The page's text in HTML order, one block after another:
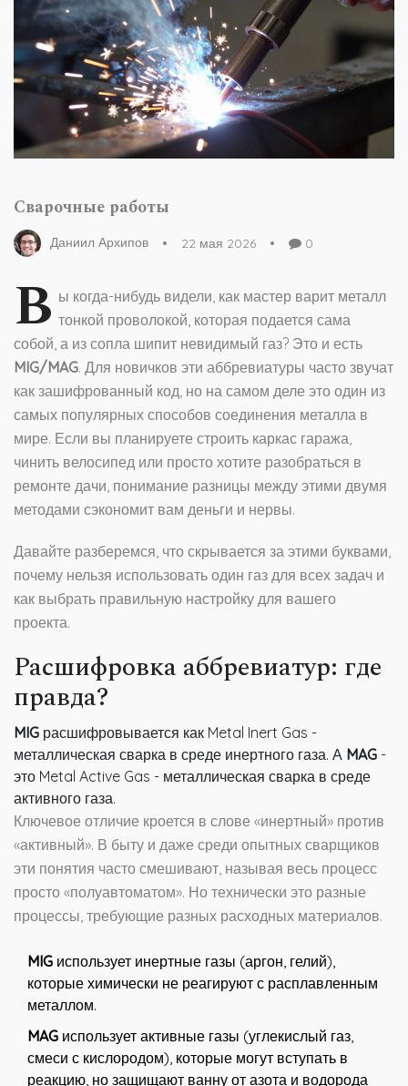
Сварочные работы
Даниил Архипов 22 мая 2026 0
В ы когда-нибудь видели, как мастер варит металл
тонкой проволокой, которая подается сама
собой, а из сопла шипит невидимый газ? Это и есть
MIG/MAG. Для новичков эти аббревиатуры часто звучат
как зашифрованный код, но на самом деле это один из
самых популярных способов соединения металла в
мире. Если вы планируете строить каркас гаража,
чинить велосипед или просто хотите разобраться в
ремонте дачи, понимание разницы между этими двумя
методами сэкономит вам деньги и нервы.
Давайте разберемся, что скрывается за этими буквами,
почему нельзя использовать один газ для всех задач и
как выбрать правильную настройку для вашего
проекта.
Расшифровка аббревиатур: где
правда?
MIG расшифровывается как Metal Inert Gas -
металлическая сварка в среде инертного газа. А MAG -
это Metal Active Gas - металлическая сварка в среде
активного газа.
Ключевое отличие кроется в слове «инертный» против
«активный». В быту и даже среди опытных сварщиков
эти понятия часто смешивают, называя весь процесс
просто «полуавтоматом». Но технически это разные
процессы, требующие разных расходных материалов.
MIG использует инертные газы (аргон, гелий),
которые химически не реагируют с расплавленным
металлом.
MAG использует активные газы (углекислый газ,
смеси с кислородом), которые могут вступать в
реакцию, но защищают ванну от азота и водорода